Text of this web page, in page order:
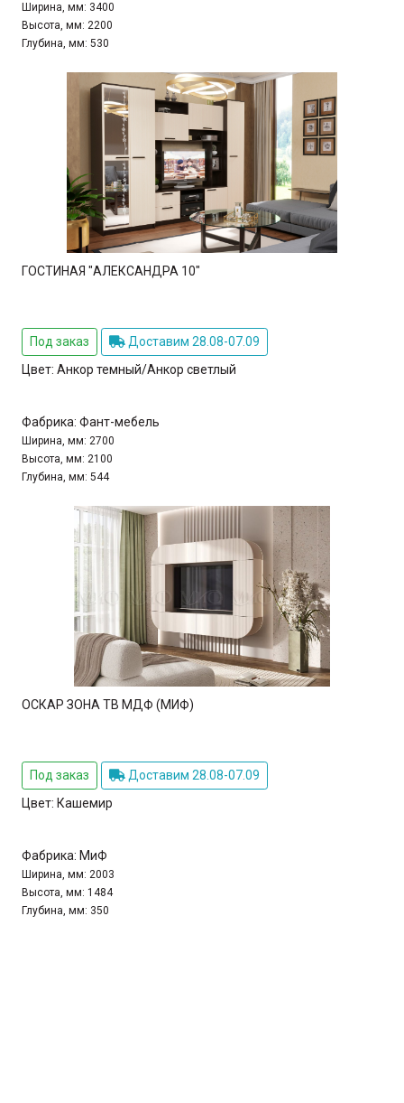
Ширина, мм: 3400
Высота, мм: 2200
Глубина, мм: 530
ГОСТИНАЯ "АЛЕКСАНДРА 10"
Под заказ
Доставим 28.08-07.09
Цвет: Анкор темный/Анкор светлый
Фабрика: Фант-мебель
Ширина, мм: 2700
Высота, мм: 2100
Глубина, мм: 544
ОСКАР ЗОНА ТВ МДФ (МИФ)
Под заказ
Доставим 28.08-07.09
Цвет: Кашемир
Фабрика: МиФ
Ширина, мм: 2003
Высота, мм: 1484
Глубина, мм: 350